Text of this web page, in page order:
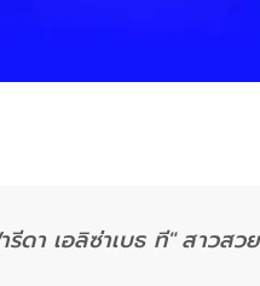
ดา เอลิซ่าเบธ ที" สาวส